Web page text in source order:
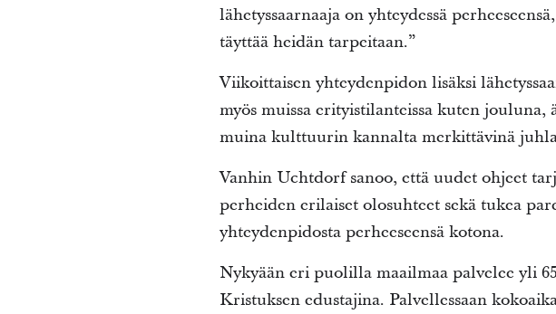
lähetyssaarnaaja on yhteydessä
täyttää heidän tarpeitaan.”
Viikoittaisen yhteydenpidon lisäksi
myös muissa erityistilanteissa kuten jouluna,
muina kulttuurin kannalta merkittävinä
Vanhin Uchtdorf sanoo, että uudet ohjeet
perheiden erilaiset olosuhteet sekä tukea
yhteydenpidosta perheeseensä kotona.
Nykyään eri puolilla maailmaa palvelee yli
Kristuksen edustajina. Palvellessaan